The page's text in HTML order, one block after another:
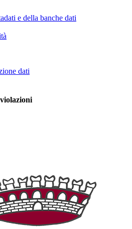
e della banche dati
dati